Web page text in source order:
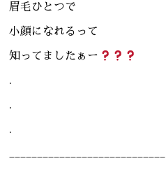
眉毛ひとつで
小顔になれるって
知ってましたぁー
.
.
.
____________________________